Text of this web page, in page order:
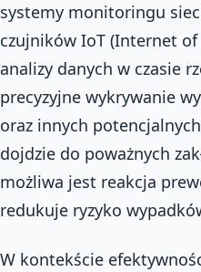
systemy monitoringu
czujników IoT (Internet
analizy danych w czasie
precyzyjne wykrywanie
oraz innych
dojdzie do poważnych
możliwa jest reakcja
redukuje ryzyko
W kontekście